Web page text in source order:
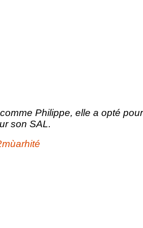
Philippe, elle a opté
son SAL.